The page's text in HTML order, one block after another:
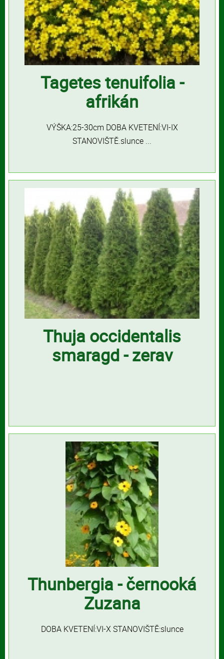
Tagetes tenuifolia -
afrikán
VÝŠKA:25-30cm DOBA KVETENÍ:VI-IX
STANOVIŠTĚ.slunce ...
Thuja occidentalis
smaragd - zerav
Thunbergia - černooká
Zuzana
DOBA KVETENÍ:VI-X STANOVIŠTĚ:slunce